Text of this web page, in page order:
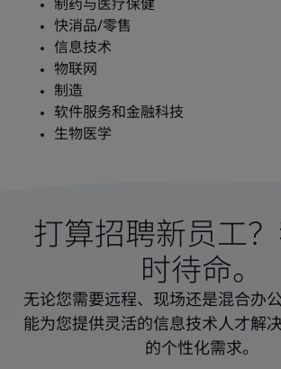
打算招聘新员工
时待命。
无论您需要远程、现场还是混合办
能为您提供灵活的信息技术人才解
的个性化需求。